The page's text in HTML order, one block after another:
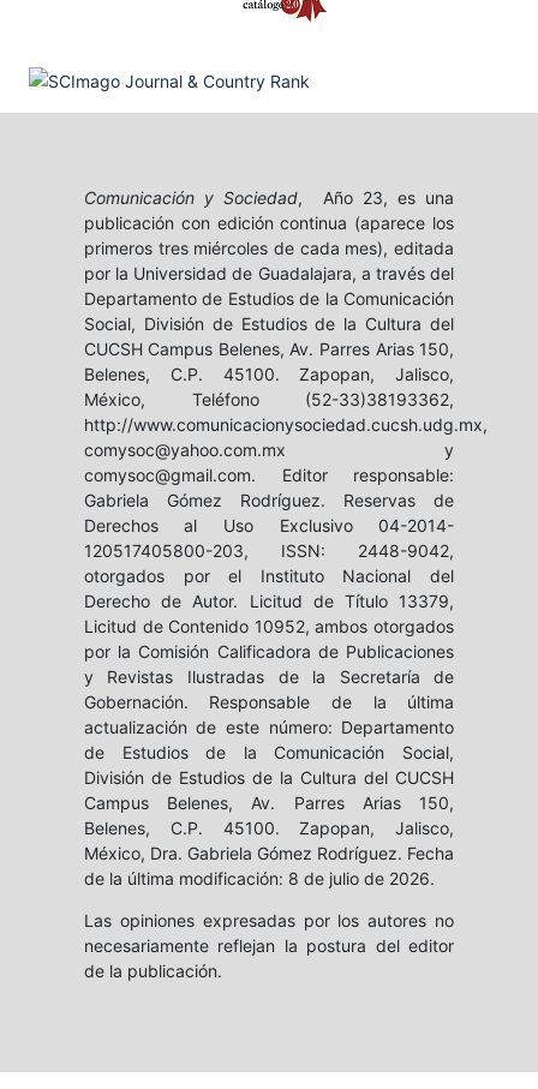
Comunicación y Sociedad, Año 23, es una
publicación con edición continua (aparece los
primeros tres miércoles de cada mes), editada
por la Universidad de Guadalajara, a través del
Departamento de Estudios de la Comunicación
Social, División de Estudios de la Cultura del
CUCSH Campus Belenes, Av. Parres Arias 150,
Belenes, C.P. 45100. Zapopan, Jalisco,
México, Teléfono (52-33)38193362,
http://www.comunicacionysociedad.cucsh.udg.mx,
comysoc@yahoo.com.mx y
comysoc@gmail.com. Editor responsable:
Gabriela Gómez Rodríguez. Reservas de
Derechos al Uso Exclusivo 04-2014-
120517405800-203, ISSN: 2448-9042,
otorgados por el Instituto Nacional del
Derecho de Autor. Licitud de Título 13379,
Licitud de Contenido 10952, ambos otorgados
por la Comisión Calificadora de Publicaciones
y Revistas Ilustradas de la Secretaría de
Gobernación. Responsable de la última
actualización de este número: Departamento
de Estudios de la Comunicación Social,
División de Estudios de la Cultura del CUCSH
Campus Belenes, Av. Parres Arias 150,
Belenes, C.P. 45100. Zapopan, Jalisco,
México, Dra. Gabriela Gómez Rodríguez. Fecha
de la última modificación: 8 de julio de 2026.
Las opiniones expresadas por los autores no
necesariamente reflejan la postura del editor
de la publicación.